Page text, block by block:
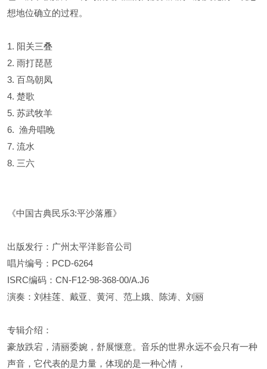
想地位确立的过程。
1. 阳关三叠
2. 雨打琵琶
3. 百鸟朝凤
4. 楚歌
5. 苏武牧羊
6. 渔舟唱晚
7. 流水
8. 三六
《中国古典民乐3:平沙落雁》
出版发行：广州太平洋影音公司
唱片编号：PCD-6264
ISRC编码：CN-F12-98-368-00/A.J6
演奏：刘桂莲、戴亚、黄河、范上娥、陈涛、刘丽
专辑介绍：
豪放跌宕，清丽委婉，舒展惬意。音乐的世界永远不会只有一种
声音，它代表的是力量，体现的是一种心情，